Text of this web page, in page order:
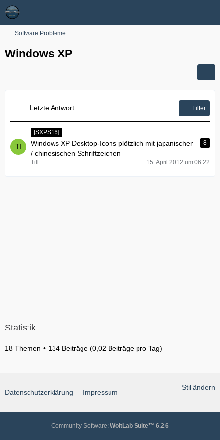
Software Probleme
Windows XP
Letzte Antwort Filter
[SXPS16]
Windows XP Desktop-Icons plötzlich mit japanischen
/ chinesischen Schriftzeichen
8
Till 15. April 2012 um 06:22
Statistik
18 Themen 134 Beiträge (0,02 Beiträge pro Tag)
Stil ändern
Datenschutzerklärung Impressum
Community-Software: WoltLab Suite™ 6.2.6